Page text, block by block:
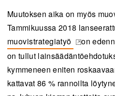
Muutoksen aika on myös
Tammikuussa 2018
muovistrategiatyö
(opens in a new tab)
on
on tullut
kymmeneen eniten
kattavat 86 % rannoilta